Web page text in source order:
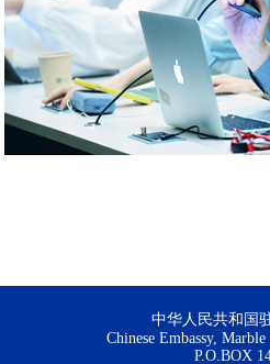
中华人民共和国
Chinese Embassy,
P.O.BOX